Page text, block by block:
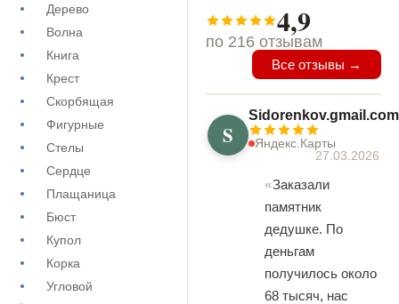
Дерево
Волна
Книга
Крест
Скорбящая
Фигурные
Стелы
Сердце
Плащаница
Бюст
Купол
Корка
Угловой
4,9
по 216 отзывам
Все отзывы →
S
Sidorenkov.gmail.com
Яндекс.Карты
27.03.2026
Заказали
памятник
дедушке. По
деньгам
получилось около
68 тысяч, нас